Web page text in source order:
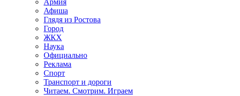
Армия
Афиша
Глядя из Ростова
Город
ЖКХ
Наука
Официально
Реклама
Спорт
Транспорт и дороги
Читаем. Смотрим. Играем